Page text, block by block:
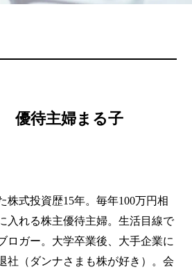
優待主婦まる子
株式投資歴15年。毎年100万円相
入れる株主優待主婦。生活目線で
ロガー。大学卒業後、大手企業に
社（ダンナさまも株が好き）。会